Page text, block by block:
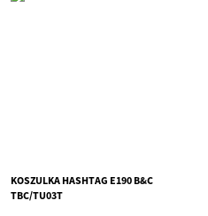
KOSZULKA HASHTAG E190 B&C
TBC/TU03T